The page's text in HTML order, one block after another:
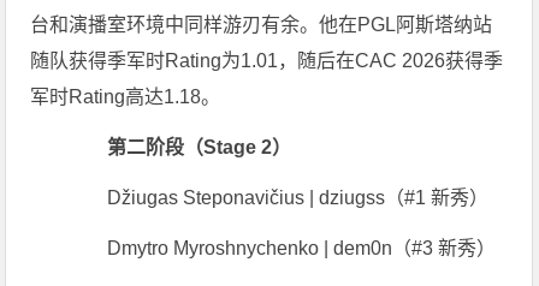
台和演播室环境中同样游刃有余。他在PGL阿斯塔纳站
随队获得季军时Rating为1.01，随后在CAC 2026获得季
军时Rating高达1.18。
第二阶段（Stage 2）
Džiugas Steponavičius | dziugss（#1 新秀）
Dmytro Myroshnychenko | dem0n（#3 新秀）